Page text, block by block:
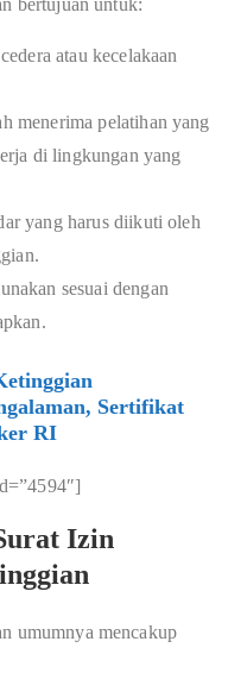
bertujuan untuk:
atau kecelakaan
menerima pelatihan yang
di lingkungan yang
yang harus diikuti oleh
sesuai dengan
Sertifikat
RI
Izin
umumnya mencakup